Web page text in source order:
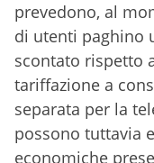
prevedono, al
di utenti paghino
scontato rispetto
tariffazione a
separata per la
possono tuttavia
economiche